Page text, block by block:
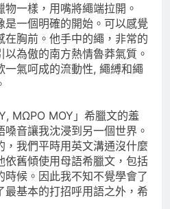
一樣，用嘴將繩端拉開。
是一個明確的開始。可以感覺
在胸前。他手中的繩，非常的
為傲的南方熱情魯莽氣質。
一氣呵成的流動性, 繩縛和繩
ΜΩΡΟ ΜΟΥ」希臘文的羞
音讓我沈浸到另一個世界。
，我們平時用英文溝通沒什麼
依舊傾使用母語希臘文，包括
候。因此我不知不覺學會了
最基本的打招呼用語之外，希